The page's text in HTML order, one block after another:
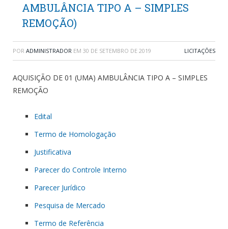
AMBULÂNCIA TIPO A – SIMPLES
REMOÇÃO)
POR ADMINISTRADOR EM 30 DE SETEMBRO DE 2019 LICITAÇÕES
AQUISIÇÃO DE 01 (UMA) AMBULÂNCIA TIPO A – SIMPLES
REMOÇÃO
Edital
Termo de Homologação
Justificativa
Parecer do Controle Interno
Parecer Jurídico
Pesquisa de Mercado
Termo de Referência